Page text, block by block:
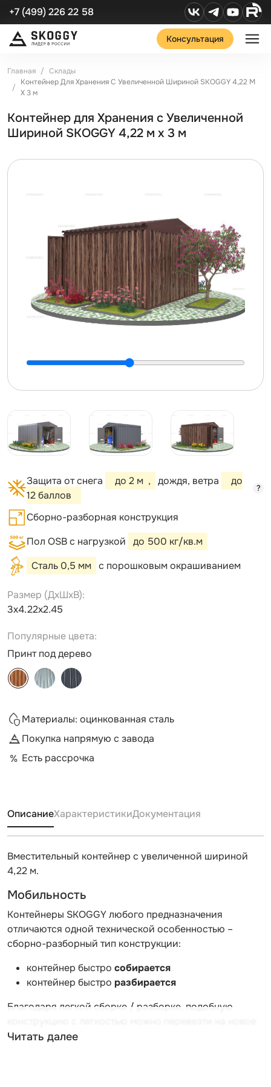
+7 (499) 226 22 58
Консультация
Главная
Склады
Контейнер Для Хранения С Увеличенной Шириной SKOGGY 4,22 М
Х 3 м
Контейнер для Хранения с Увеличенной
Шириной SKOGGY 4,22 м х 3 м
Защита от снега до 2 м , дождя, ветра
до
12 баллов
?
Сборно-разборная конструкция
Пол OSB с нагрузкой
до 500 кг/кв.м
Сталь 0,5 мм
с порошковым окрашиванием
Размер (ДxШxВ):
3х4.22х2.45
Популярные цвета:
Принт под дерево
Материалы: оцинкованная сталь
Покупка напрямую с завода
Есть рассрочка
ОписаниеХарактеристикиДокументация
Вместительный контейнер с увеличенной шириной
4,22 м.
Мобильность
Контейнеры SKOGGY любого предназначения
отличаются одной технической особенностью –
сборно-разборный тип конструкции:
контейнер быстро собирается
контейнер быстро разбирается
Благодаря легкой сборке / разборке, подобную
место.
Читать далее